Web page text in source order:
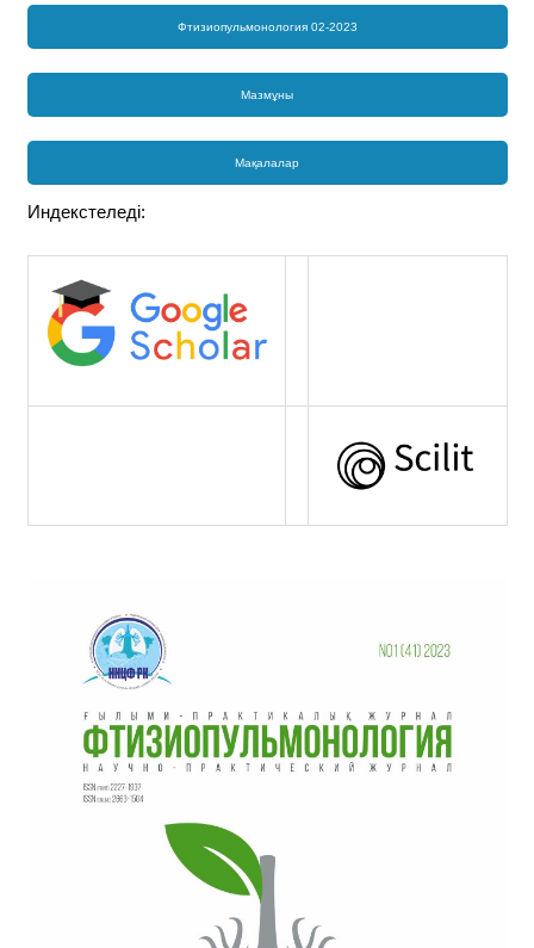
Фтизиопульмонология 02-2023
Мазмұны
Мақалалар
Индекстеледі: